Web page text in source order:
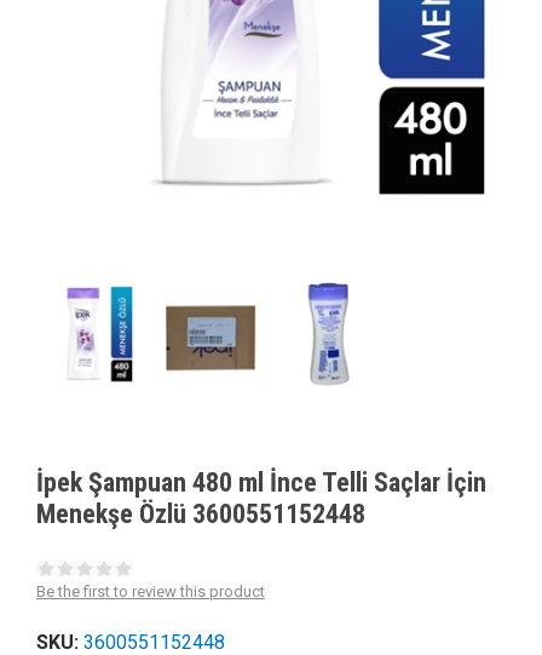
İpek Şampuan 480 ml İnce Telli Saçlar İçin
Menekşe Özlü 3600551152448
Be the first to review this product
SKU: 3600551152448